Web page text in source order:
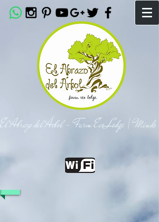
El Abrazo del Árbol - Farm Eco Lodge | Mindo